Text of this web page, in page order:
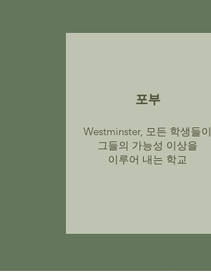
포부
Westminster, 모든 학생들이
그들의 가능성 이상을
이루어 내는 학교